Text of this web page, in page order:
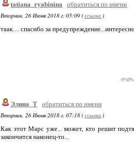
tatiana_ryabinina
обратиться по имени
Вторник, 26 Июня 2018 г. 05:09 (ссылка )
таак… спасибо за
Элина_Т обратиться по имени
Вторник, 26 Июня 2018 г. 07:18 (ссылка )
Как этот Марс уже... может, кто решит
закончится наконец-то...